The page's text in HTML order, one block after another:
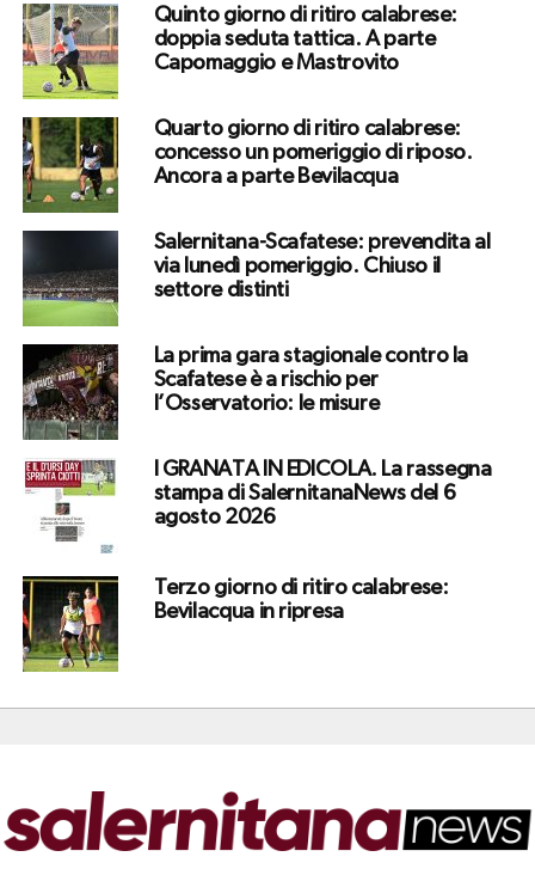
Quinto giorno di ritiro calabrese:
doppia seduta tattica. A parte
Capomaggio e Mastrovito
Quarto giorno di ritiro calabrese:
concesso un pomeriggio di riposo.
Ancora a parte Bevilacqua
Salernitana-Scafatese: prevendita al
via lunedì pomeriggio. Chiuso il
settore distinti
La prima gara stagionale contro la
Scafatese è a rischio per
l’Osservatorio: le misure
I GRANATA IN EDICOLA. La rassegna
stampa di SalernitanaNews del 6
agosto 2026
Terzo giorno di ritiro calabrese:
Bevilacqua in ripresa